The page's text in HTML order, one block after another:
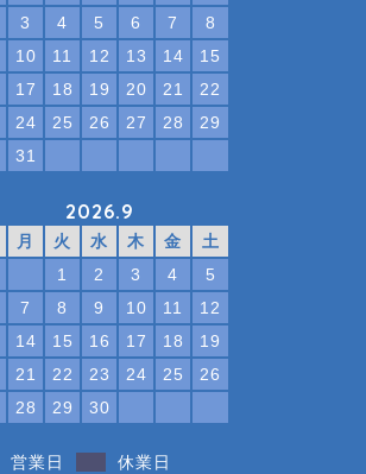
3 4 5 6 7
8
10 11 12 13 14
15
17 18 19 20 21
22
24 25 26 27 28
29
31
2026.9
月 火 水 木 金
土
1
2 3 4
5
7 8 9 10 11
12
14 15 16 17 18
19
21 22 23 24 25
26
28 29 30
営業日 休業日